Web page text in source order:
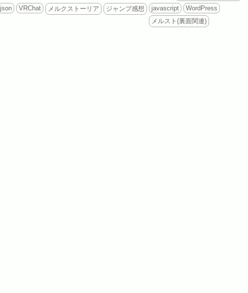
json VRChat メルクストーリア ジャンプ感想 javascript
WordPress
メルスト(裏面関連)